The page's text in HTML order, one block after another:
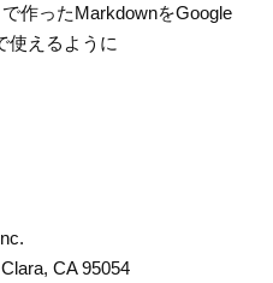
作ったMarkdownをGoogle
使えるように
CA 95054